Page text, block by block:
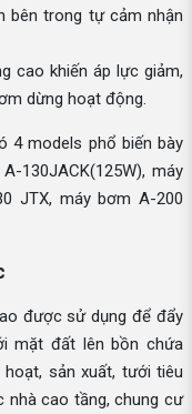
bên trong tự cảm nhận
cao khiến áp lực giảm,
dừng hoạt động.
4 models phổ biến bày
130JACK(125W), máy
JTX, máy bơm A-200
được sử dụng để đẩy
mặt đất lên bồn chứa
sản xuất, tưới tiêu
nhà cao tầng, chung cư